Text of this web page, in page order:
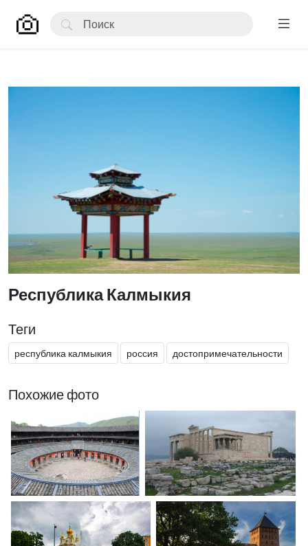
Республика Калмыкия
Теги
республика калмыкия россия достопримечательности
Похожие фото